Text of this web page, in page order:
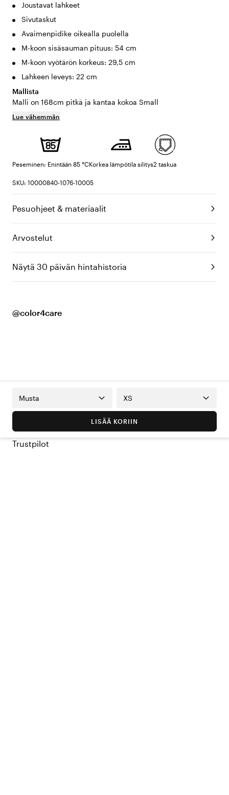
Joustavat lahkeet
Sivutaskut
Avaimenpidike oikealla puolella
M-koon sisäsauman pituus: 54 cm
M-koon vyötärön korkeus: 29,5 cm
Lahkeen leveys: 22 cm
Mallista
Malli on 168cm pitkä ja kantaa kokoa Small
Lue vähemmän
Peseminen: Enintään 85 °CKorkea lämpötila silitys2 taskua
SKU: 10000840-1076-10005
Pesuohjeet & materiaalit
Arvostelut
Näytä 30 päivän hintahistoria
@color4care
Musta XS
LISÄÄ KORIIN
Trustpilot